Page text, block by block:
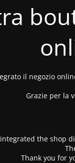
il negozio
Grazie per la
integrated the shop
Thank you for